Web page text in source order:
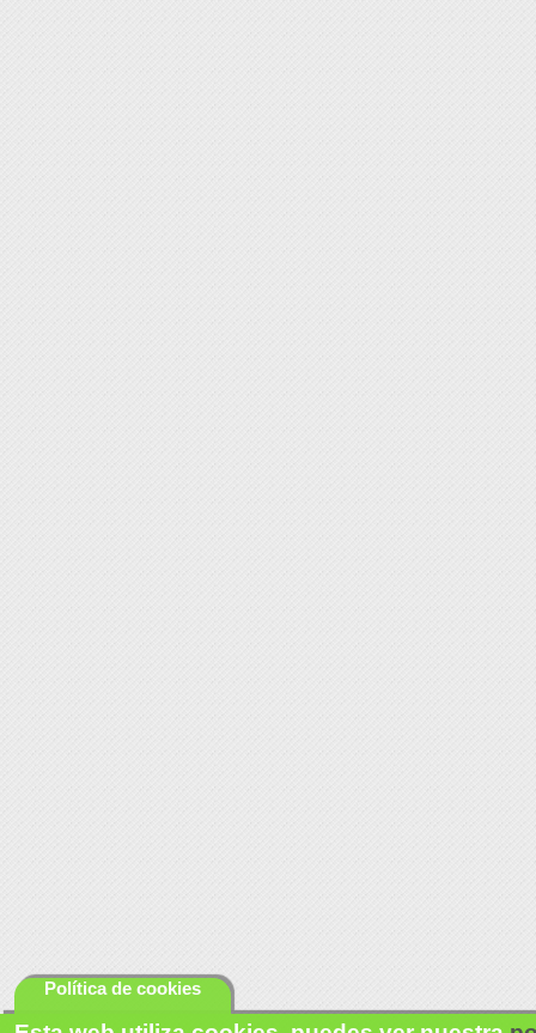
Política de cookies